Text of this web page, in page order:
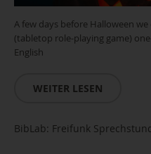
A few days before Halloween
(tabletop role-playing game)
English
WEITER LESEN
BibLab: Freifunk